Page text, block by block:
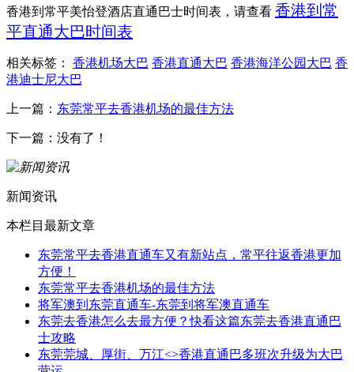
香港到常平美怡登酒店直通巴士时间表，请查看 香港到常
平直通大巴时间表
相关标签： 香港机场大巴 香港直通大巴 香港海洋公园大巴 香
港迪士尼大巴
上一篇： 东莞常平去香港机场的最佳方法
下一篇：没有了！
新闻资讯
本栏目最新文章
东莞常平去香港直通车又有新站点，常平往返香港更加
方便！
东莞常平去香港机场的最佳方法
将军澳到东莞直通车-东莞到将军澳直通车
东莞去香港怎么去最方便？快看这篇东莞去香港直通巴
士攻略
东莞莞城、厚街、万江<>香港直通巴多班次升级为大巴